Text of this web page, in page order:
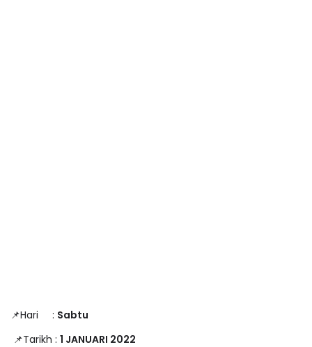
📌Hari : Sabtu
📌Tarikh : 1 JANUARI 2022